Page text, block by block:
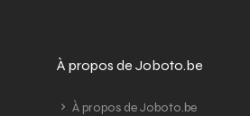
À propos de Joboto.be
À propos de Joboto.be